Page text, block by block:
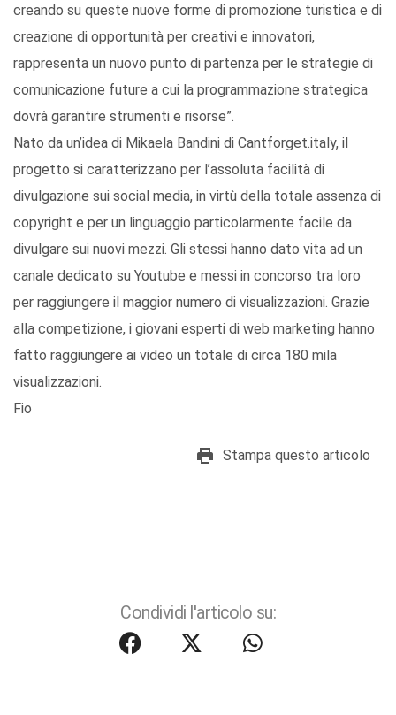
creando su queste nuove forme di promozione turistica e di
creazione di opportunità per creativi e innovatori,
rappresenta un nuovo punto di partenza per le strategie di
comunicazione future a cui la programmazione strategica
dovrà garantire strumenti e risorse”.
Nato da un’idea di Mikaela Bandini di Cantforget.italy, il
progetto si caratterizzano per l’assoluta facilità di
divulgazione sui social media, in virtù della totale assenza di
copyright e per un linguaggio particolarmente facile da
divulgare sui nuovi mezzi. Gli stessi hanno dato vita ad un
canale dedicato su Youtube e messi in concorso tra loro
per raggiungere il maggior numero di visualizzazioni. Grazie
alla competizione, i giovani esperti di web marketing hanno
fatto raggiungere ai video un totale di circa 180 mila
visualizzazioni.
Fio
Stampa questo articolo
Condividi l'articolo su: